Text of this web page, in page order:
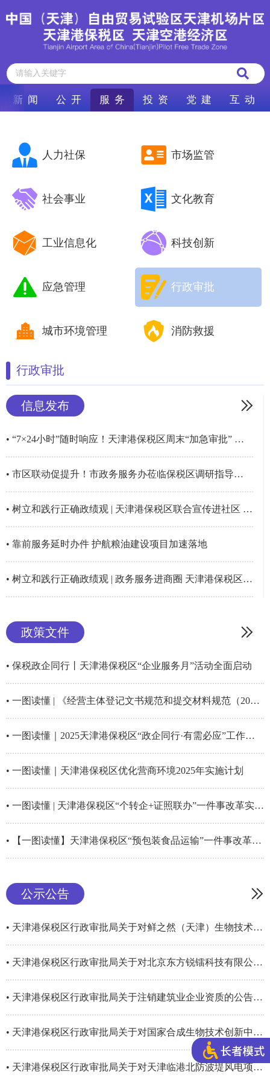
新 闻 公 开 服 务 投 资 党 建 互 动
人力社保 市场监管
社会事业 文化教育
工业信息化 科技创新
应急管理 行政审批
城市环境管理 消防救援
行政审批
信息发布
• “7×24小时”随时响应！天津港保税区周末“加急审批” 助企提前投产
• 市区联动促提升！市政务服务办莅临保税区调研指导政务服务、营商环境工作
• 树立和践行正确政绩观 | 天津港保税区联合宣传进社区 政务服务下沉“零距离”
• 靠前服务延时办件 护航粮油建设项目加速落地
• 树立和践行正确政绩观 | 政务服务进商圈 天津港保税区多部门联动上门服务获商户点赞
政策文件
• 保税政企同行丨天津港保税区“企业服务月”活动全面启动
• 一图读懂 | 《经营主体登记文书规范和提交材料规范（2026年版）》
• 一图读懂｜2025天津港保税区“政企同行·有需必应”工作实施方案（试...
• 一图读懂｜天津港保税区优化营商环境2025年实施计划
• 一图读懂 | 天津港保税区“个转企+证照联办”一件事改革实施方案
• 【一图读懂】天津港保税区“预包装食品运输”一件事改革实施方案
公示公告
• 天津港保税区行政审批局关于对鲜之然（天津）生物技术有限公司天津鲜之然...
• 天津港保税区行政审批局关于对北京东方锐镭科技有限公司天津分公司全息技术及产品的生...
• 天津港保税区行政审批局关于注销建筑业企业资质的公告（2026年7月）
• 天津港保税区行政审批局关于对国家合成生物技术创新中心核心研发基地项目A区研发实验...
• 天津港保税区行政审批局关于对天津临港北防波堤风电项目配套送出线路项目环境影响报告...